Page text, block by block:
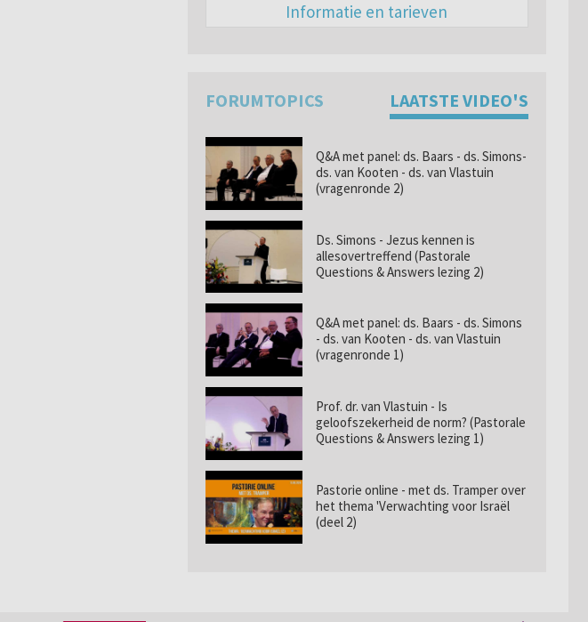
Informatie en tarieven
FORUMTOPICS LAATSTE VIDEO'S
Q&A met panel: ds. Baars - ds. Simons-
ds. van Kooten - ds. van Vlastuin
(vragenronde 2)
Ds. Simons - Jezus kennen is
allesovertreffend (Pastorale
Questions & Answers lezing 2)
Q&A met panel: ds. Baars - ds. Simons
- ds. van Kooten - ds. van Vlastuin
(vragenronde 1)
Prof. dr. van Vlastuin - Is
geloofszekerheid de norm? (Pastorale
Questions & Answers lezing 1)
Pastorie online - met ds. Tramper over
het thema 'Verwachting voor Israël
(deel 2)